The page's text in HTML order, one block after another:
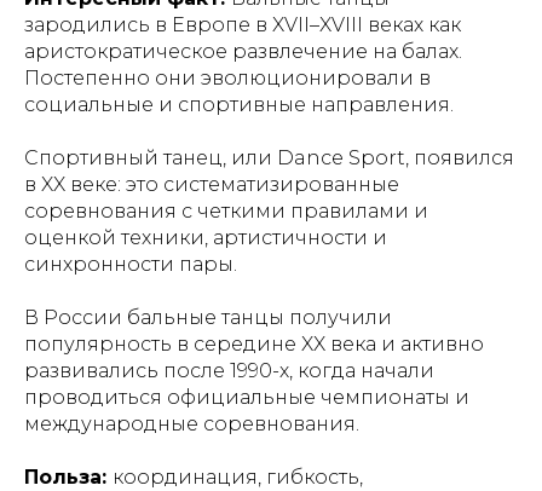
зародились в Европе в XVII–XVIII веках как
аристократическое развлечение на балах.
Постепенно они эволюционировали в
социальные и спортивные направления.
Спортивный танец, или Dance Sport, появился
в XX веке: это систематизированные
соревнования с четкими правилами и
оценкой техники, артистичности и
синхронности пары.
В России бальные танцы получили
популярность в середине XX века и активно
развивались после 1990-х, когда начали
проводиться официальные чемпионаты и
международные соревнования.
Польза: координация, гибкость,